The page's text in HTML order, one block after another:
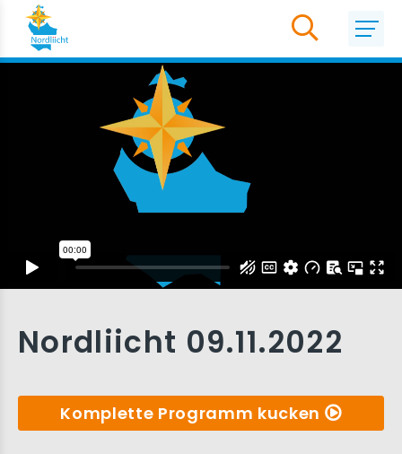
Nordliicht 09.11.2022
Komplette Programm kucken